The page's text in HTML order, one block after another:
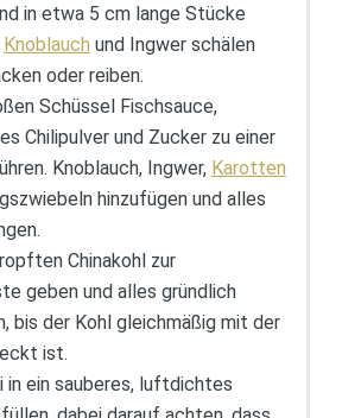
in etwa 5 cm lange Stücke
Knoblauch und Ingwer schälen
oder reiben.
Schüssel Fischsauce,
Chilipulver und Zucker zu einer
Knoblauch, Ingwer, Karotten
hinzufügen und alles
Chinakohl zur
geben und alles gründlich
bis der Kohl gleichmäßig mit der
ist.
in ein sauberes, luftdichtes